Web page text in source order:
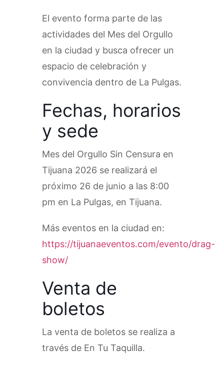
El evento forma parte de las
actividades del Mes del Orgullo
en la ciudad y busca ofrecer un
espacio de celebración y
convivencia dentro de La Pulgas.
Fechas, horarios
y sede
Mes del Orgullo Sin Censura en
Tijuana 2026 se realizará el
próximo 26 de junio a las 8:00
pm en La Pulgas, en Tijuana.
Más eventos en la ciudad en:
https://tijuanaeventos.com/evento/drag-
show/
Venta de
boletos
La venta de boletos se realiza a
través de En Tu Taquilla.